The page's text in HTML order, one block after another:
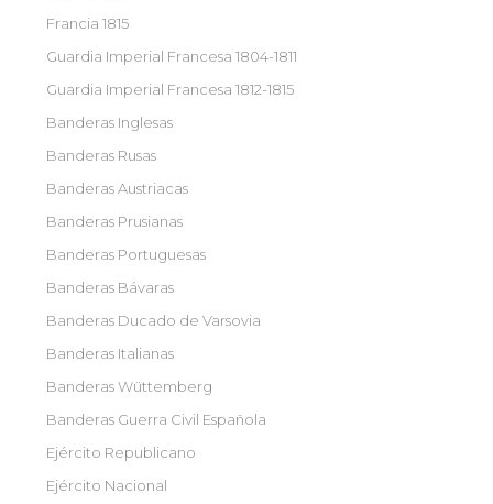
Francia 1815
Guardia Imperial Francesa 1804-1811
Guardia Imperial Francesa 1812-1815
Banderas Inglesas
Banderas Rusas
Banderas Austriacas
Banderas Prusianas
Banderas Portuguesas
Banderas Bávaras
Banderas Ducado de Varsovia
Banderas Italianas
Banderas Wüttemberg
Banderas Guerra Civil Española
Ejército Republicano
Ejército Nacional